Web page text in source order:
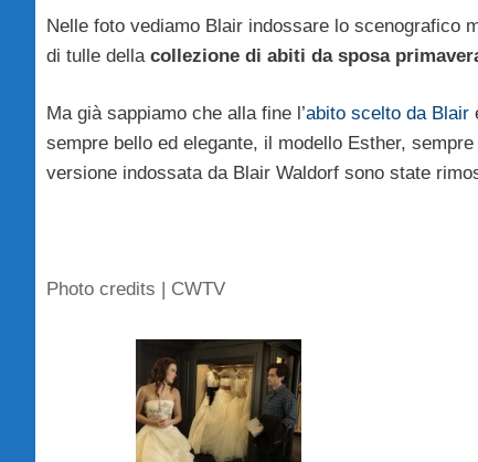
Nelle foto vediamo Blair indossare lo scenografico
di tulle della collezione di abiti da sposa
Ma già sappiamo che alla fine l’abito scelto da Blair
sempre bello ed elegante, il modello Esther,
versione indossata da Blair Waldorf sono state
Photo credits | CWTV